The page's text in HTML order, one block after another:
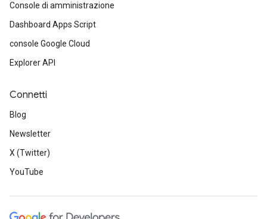
Console di amministrazione
Dashboard Apps Script
console Google Cloud
Explorer API
Connetti
Blog
Newsletter
X (Twitter)
YouTube